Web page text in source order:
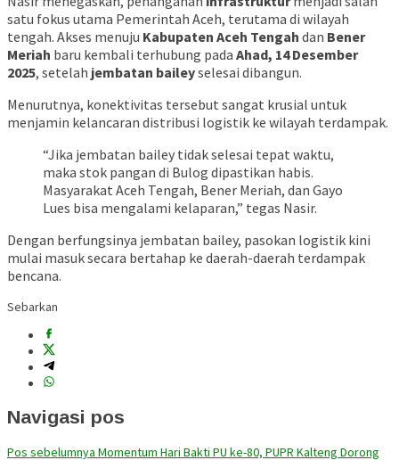
satu fokus utama Pemerintah Aceh, terutama di wilayah
tengah. Akses menuju Kabupaten Aceh Tengah dan Bener
Meriah baru kembali terhubung pada Ahad, 14 Desember
2025, setelah jembatan baileyselesai dibangun.
Menurutnya, konektivitas tersebut sangat krusial untuk
menjamin kelancaran distribusi logistik ke wilayah terdampak.
“Jika jembatan bailey tidak selesai tepat waktu,
maka stok pangan di Bulog dipastikan habis.
Masyarakat Aceh Tengah, Bener Meriah, dan Gayo
Lues bisa mengalami kelaparan,” tegas Nasir.
Dengan berfungsinya jembatan bailey, pasokan logistik kini
mulai masuk secara bertahap ke daerah-daerah terdampak
bencana.
Sebarkan
Navigasi pos
Pos sebelumnya Momentum Hari Bakti PU ke-80, PUPR Kalteng Dorong